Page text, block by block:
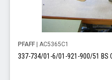
PFAFF | AC5365C1
337-734/01-6/01-921-900/51 BS